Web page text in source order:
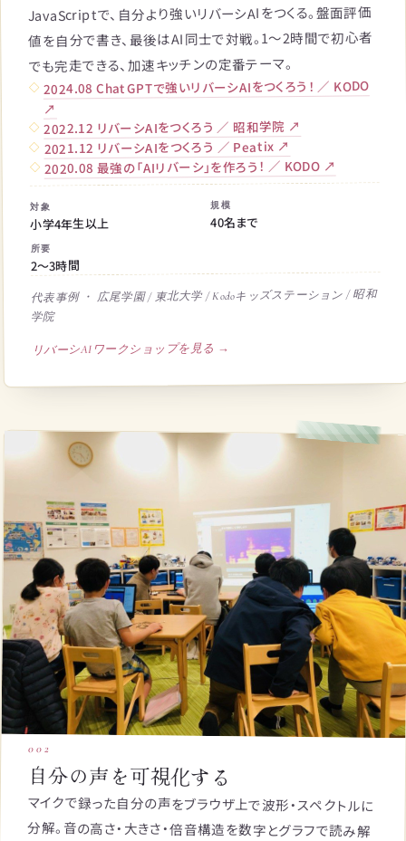
JavaScriptで、自分より強いリバーシAIをつくる。盤面評価
値を自分で書き、最後はAI同士で対戦。1〜2時間で初心者
でも完走できる、加速キッチンの定番テーマ。
2024.08 ChatGPTで強いリバーシAIをつくろう！ ／ KODO
↗
2022.12 リバーシAIをつくろう ／ 昭和学院 ↗
2021.12 リバーシAIをつくろう ／ Peatix ↗
2020.08 最強の「AIリバーシ」を作ろう！ ／ KODO ↗
対象
小学4年生以上
規模
40名まで
所要
2〜3時間
代表事例 ・ 広尾学園 / 東北大学 / Kodoキッズステーション / 昭和
学院
リバーシAIワークショップを見る →
002
自分の声を可視化する
マイクで録った自分の声をブラウザ上で波形・スペクトルに
分解。音の高さ・大きさ・倍音構造を数字とグラフで読み解